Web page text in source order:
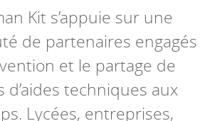
Kit s’appuie sur une
de partenaires engagés
et le partage de
d’aides techniques aux
Lycées, entreprises,